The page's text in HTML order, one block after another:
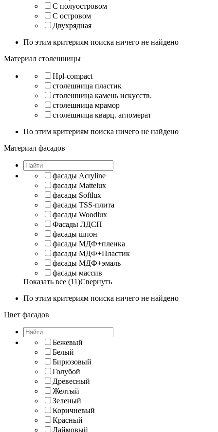
С полуостровом
С островом
Двухрядная
По этим критериям поиска ничего не найдено
Материал столешницы
Hpl-compact
столешница пластик
столешница камень искусств.
столешница мрамор
столешница кварц. агломерат
По этим критериям поиска ничего не найдено
Материал фасадов
фасады Acryline
фасады Mattelux
фасады Softlux
фасады TSS-плита
фасады Woodlux
Фасады ЛДСП
фасады шпон
фасады МДФ+пленка
фасады МДФ+Пластик
фасады МДФ+эмаль
фасады массив
Показать все (11)Свернуть
По этим критериям поиска ничего не найдено
Цвет фасадов
Бежевый
Белый
Бирюзовый
Голубой
Древесный
Желтый
Зеленый
Коричневый
Красный
Лаймовый